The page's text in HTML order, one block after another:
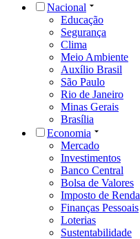
Nacional
Educação
Segurança
Clima
Meio Ambiente
Auxílio Brasil
São Paulo
Rio de Janeiro
Minas Gerais
Brasília
Economia
Mercado
Investimentos
Banco Central
Bolsa de Valores
Imposto de Renda
Finanças Pessoais
Loterias
Sustentabilidade